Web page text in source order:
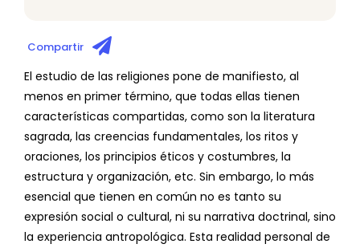
Compartir
El estudio de las religiones pone de manifiesto, al
menos en primer término, que todas ellas tienen
características compartidas, como son la literatura
sagrada, las creencias fundamentales, los ritos y
oraciones, los principios éticos y costumbres, la
estructura y organización, etc. Sin embargo, lo más
esencial que tienen en común no es tanto su
expresión social o cultural, ni su narrativa doctrinal, sino
la experiencia antropológica. Esta realidad personal de